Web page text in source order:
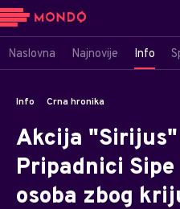
Naslovna Najnovije Info
Info Crna hronika
Akcija
Pripadnici
osoba zbog